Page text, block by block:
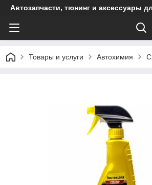
Автозапчасти, тюнинг и аксессуары
Товары и услуги Автохимия